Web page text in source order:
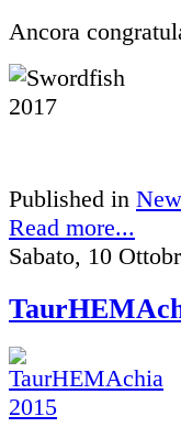
Ancora
Published in
Read more...
Sabato, 10